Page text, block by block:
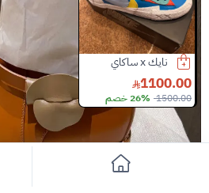
فالنتينو ساعة
800.00
مارني شنطة
500.00
Slide 3 of 8